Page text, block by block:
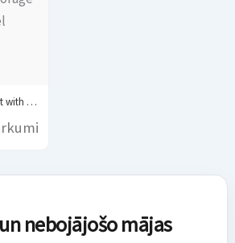
Plastic Rolling Utility Cart with Handle Storage Trolley...
nebojājošo mājas